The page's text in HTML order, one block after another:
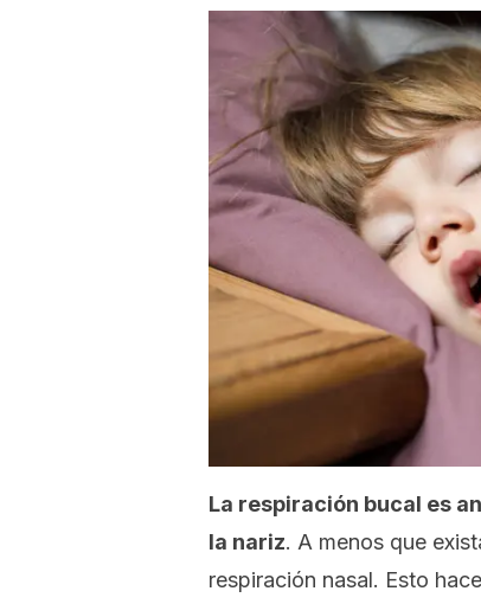
La respiración bucal es
la nariz. A menos que
respiración nasal. Esto